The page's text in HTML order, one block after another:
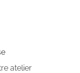
atelier